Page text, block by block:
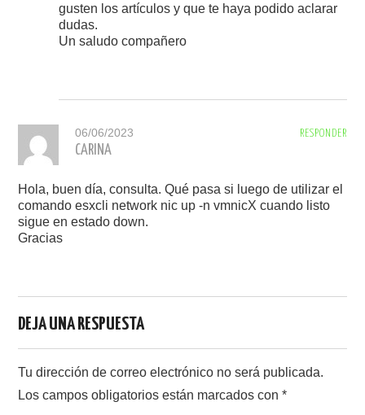
gusten los artículos y que te haya podido aclarar
dudas.
Un saludo compañero
RESPONDER
06/06/2023
CARINA
Hola, buen día, consulta. Qué pasa si luego de utilizar el
comando esxcli network nic up -n vmnicX cuando listo
sigue en estado down.
Gracias
DEJA UNA RESPUESTA
Tu dirección de correo electrónico no será publicada.
Los campos obligatorios están marcados con*